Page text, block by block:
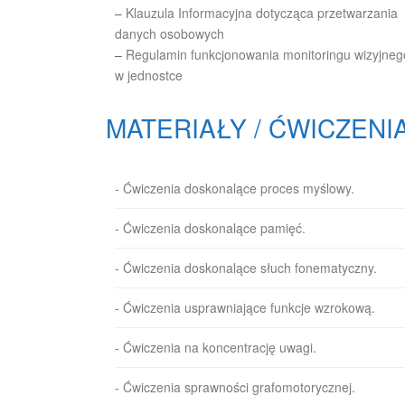
– Klauzula Informacyjna dotycząca przetwarzania
danych osobowych
– Regulamin funkcjonowania monitoringu
w jednostce
MATERIAŁY /
- Ćwiczenia doskonalące proces myślowy.
- Ćwiczenia doskonalące pamięć.
- Ćwiczenia doskonalące słuch fonematyczny.
- Ćwiczenia usprawniające funkcje wzrokową.
- Ćwiczenia na koncentrację uwagi.
- Ćwiczenia sprawności grafomotorycznej.